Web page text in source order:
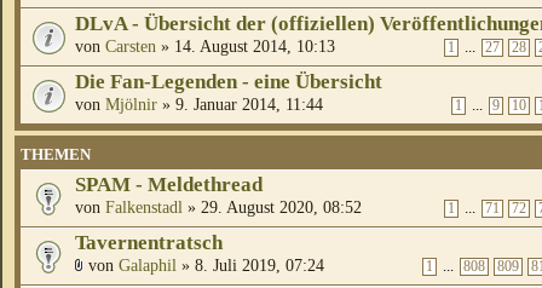
DLvA - Übersicht der (offiziellen)
1 ... 27 28
von Carsten » 14. August 2014, 10:13
Die Fan-Legenden - eine Übersicht
1 ... 9 10
von Mjölnir » 9. Januar 2014, 11:44
THEMEN
SPAM - Meldethread
1 ... 71 72
von Falkenstadl » 29. August 2020, 08:52
Tavernentratsch
1 ... 808 809
von Galaphil » 8. Juli 2019, 07:24